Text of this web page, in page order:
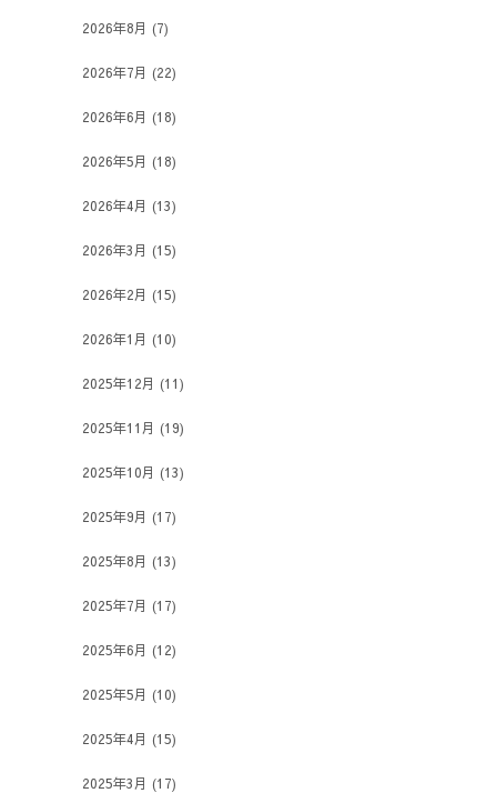
2026年8月 (7)
2026年7月 (22)
2026年6月 (18)
2026年5月 (18)
2026年4月 (13)
2026年3月 (15)
2026年2月 (15)
2026年1月 (10)
2025年12月 (11)
2025年11月 (19)
2025年10月 (13)
2025年9月 (17)
2025年8月 (13)
2025年7月 (17)
2025年6月 (12)
2025年5月 (10)
2025年4月 (15)
2025年3月 (17)